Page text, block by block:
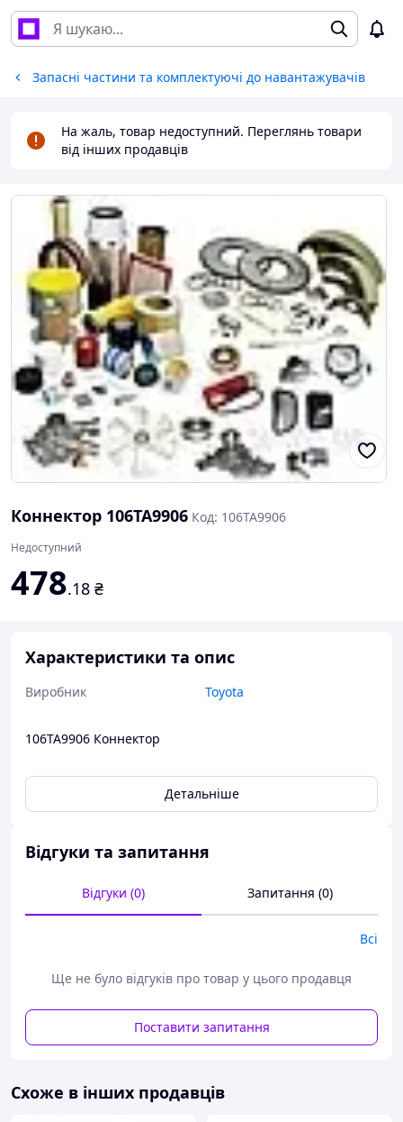
Запасні частини та комплектуючі до навантажувачів
На жаль, товар недоступний. Переглянь товари
від інших продавців
Коннектор 106TA9906 Код: 106TA9906
Недоступний
478.18 ₴
Характеристики та опис
Виробник Toyota
106TA9906 Коннектор
Детальніше
Відгуки та запитання
Відгуки (0) Запитання (0)
Всі
Ще не було відгуків про товар у цього продавця
Поставити запитання
Схоже в інших продавців